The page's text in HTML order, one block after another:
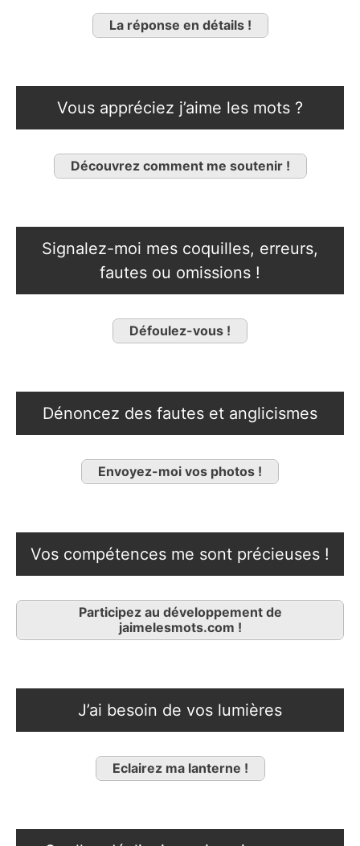
La réponse en détails !
Vous appréciez j’aime les mots ?
Découvrez comment me soutenir !
Signalez-moi mes coquilles, erreurs,
fautes ou omissions !
Défoulez-vous !
Dénoncez des fautes et anglicismes
Envoyez-moi vos photos !
Vos compétences me sont précieuses !
Participez au développement de
jaimelesmots.com !
J’ai besoin de vos lumières
Eclairez ma lanterne !